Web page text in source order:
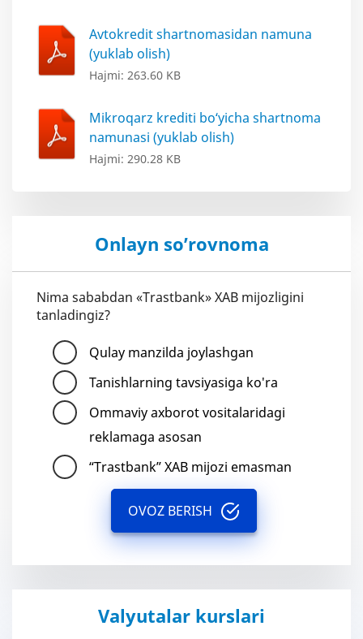
Avtokredit shartnomasidan namuna
(yuklab olish)
Hajmi: 263.60 KB
Mikroqarz krediti bo‘yicha shartnoma
namunasi (yuklab olish)
Hajmi: 290.28 KB
Onlayn so’rovnoma
Nima sababdan «Trastbank» XAB mijozligini
tanladingiz?
Qulay manzilda joylashgan
Tanishlarning tavsiyasiga ko'ra
Ommaviy axborot vositalaridagi
reklamaga asosan
“Trastbank” XAB mijozi emasman
OVOZ BERISH
Valyutalar kurslari